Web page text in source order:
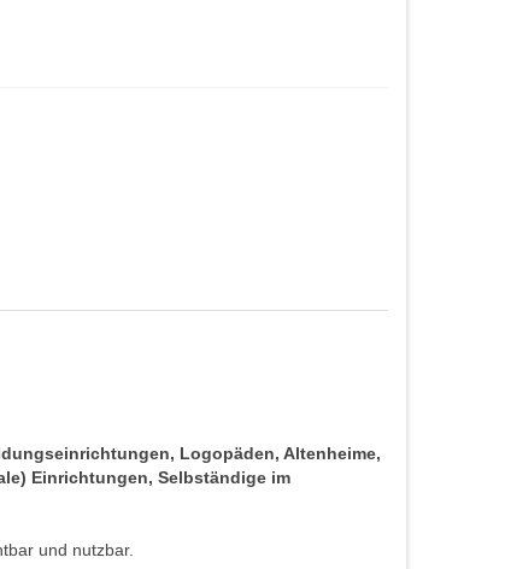
Logopäden, Altenheime,
Einrichtungen, Selbständige im
und nutzbar.